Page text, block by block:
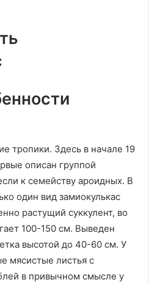
тропики. Здесь в начале 19
описан группой
к семейству ароидных. В
один вид замиокулькас
растущий суккулент, во
100-150 см. Выведен
высотой до 40-60 см. У
мясистые листья с
в привычном смысле у